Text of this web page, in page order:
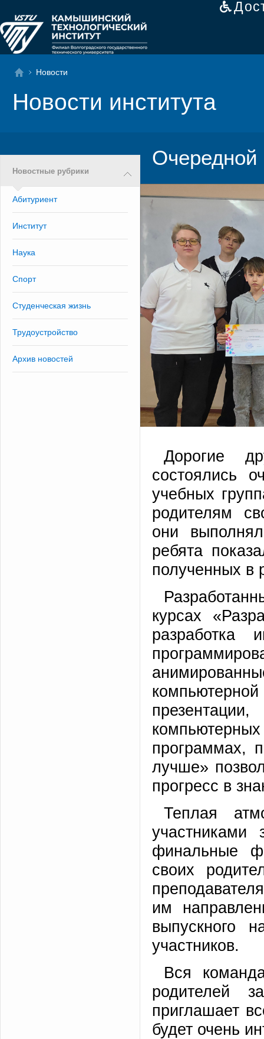
Новости
Новости института
Новостные рубрики
Абитуриент
Институт
Наука
Спорт
Студенческая жизнь
Трудоустройство
Архив новостей
Дорогие
состоялись
учебных
родителям
они
ребята
полученных в
курсах
разработка
программах,
лучше»
прогресс в
Теплая
участниками
финальные
своих
им
выпускного
участников.
Вся
родителей
приглашает
будет очень